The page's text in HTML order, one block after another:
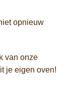
opnieuw
van onze
je eigen oven!